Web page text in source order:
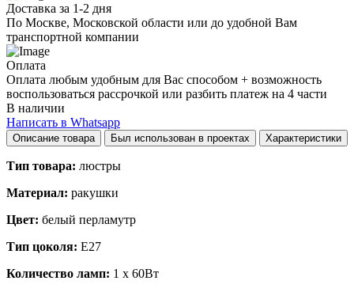
Доставка за 1-2 дня
По Москве, Московской области или до удобной Вам
транспортной компании
Оплата
Оплата любым удобным для Вас способом + возможность
воспользоваться рассрочкой или разбить платеж на 4 части
В наличии
Написать в Whatsapp
Описание товара Был использован в проектах Характеристики
Тип товара: люстры
Материал: ракушки
Цвет: белый перламутр
Тип цоколя: E27
Количество ламп: 1 x 60Вт